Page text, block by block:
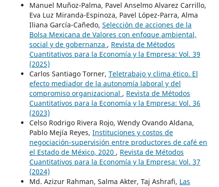
Manuel Muñoz-Palma, Pavel Anselmo Alvarez Carrillo,
Eva Luz Miranda-Espinoza, Pavel López-Parra, Alma
Iliana García-Cañedo, Selección de acciones de la
Bolsa Mexicana de Valores con enfoque ambiental,
social y de gobernanza , Revista de Métodos
Cuantitativos para la Economía y la Empresa: Vol. 39
(2025)
Carlos Santiago Torner, Teletrabajo y clima ético. El
efecto mediador de la autonomía laboral y del
compromiso organizacional , Revista de Métodos
Cuantitativos para la Economía y la Empresa: Vol. 36
(2023)
Celso Rodrigo Rivera Rojo, Wendy Ovando Aldana,
Pablo Mejía Reyes, Instituciones y costos de
negociación-supervisión entre productores de café en
el Estado de México, 2020 , Revista de Métodos
Cuantitativos para la Economía y la Empresa: Vol. 37
(2024)
Md. Azizur Rahman, Salma Akter, Taj Ashrafi, Las